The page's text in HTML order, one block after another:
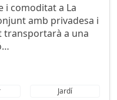
i comoditat a La
amb privadesa i
transportarà a una
Jardí